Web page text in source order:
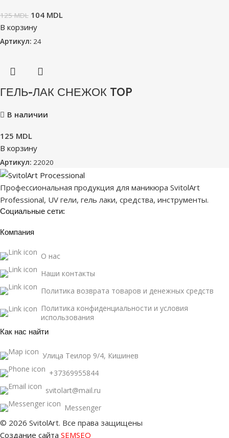
125MDL 104 MDL
В корзину
Артикул: 24
ГЕЛЬ-ЛАК СНЕЖОК TOP
В наличии
125 MDL
В корзину
Артикул: 22020
Профессиональная продукция для маникюра SvitolArt
Professional, UV гели, гель лаки, средства, инструменты.
Социальные сети:
Компания
О нас
Наши контакты
Политика возврата товаров и денежных средств
Политика конфиденциальности и условия
использования
Как нас найти
Улица Теилор 9/4, Кишинев
+37369955844
svitolart@mail.ru
Messenger
© 2026 SvitolArt. Все права защищены
Создание сайта SEMSEO